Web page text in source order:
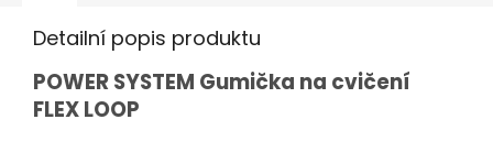
Detailní popis produktu
POWER SYSTEM Gumička na cvičení
FLEX LOOP